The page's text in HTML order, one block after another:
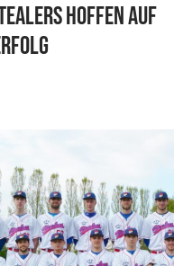
hoffen auf